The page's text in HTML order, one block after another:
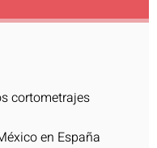
cortometrajes
en España